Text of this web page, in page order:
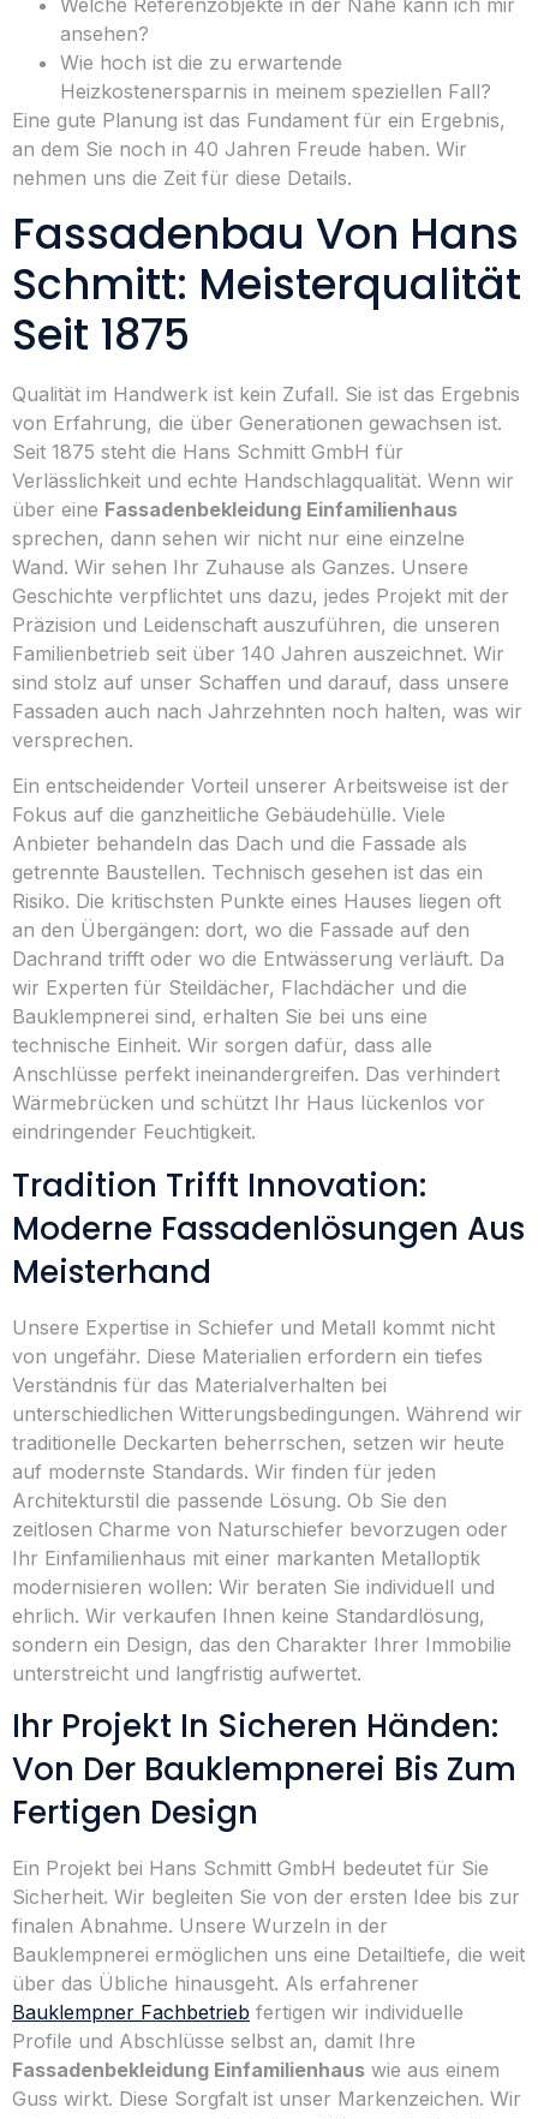
ansehen?
Wie hoch ist die zu erwartende
Heizkostenersparnis in meinem speziellen Fall?
Eine gute Planung ist das Fundament für ein Ergebnis,
an dem Sie noch in 40 Jahren Freude haben. Wir
nehmen uns die Zeit für diese Details.
Fassadenbau Von Hans
Schmitt: Meisterqualität
Seit 1875
Qualität im Handwerk ist kein Zufall. Sie ist das Ergebnis
von Erfahrung, die über Generationen gewachsen ist.
Seit 1875 steht die Hans Schmitt GmbH für
Verlässlichkeit und echte Handschlagqualität. Wenn wir
über eine Fassadenbekleidung Einfamilienhaus
sprechen, dann sehen wir nicht nur eine einzelne
Wand. Wir sehen Ihr Zuhause als Ganzes. Unsere
Geschichte verpflichtet uns dazu, jedes Projekt mit der
Präzision und Leidenschaft auszuführen, die unseren
Familienbetrieb seit über 140 Jahren auszeichnet. Wir
sind stolz auf unser Schaffen und darauf, dass unsere
Fassaden auch nach Jahrzehnten noch halten, was wir
versprechen.
Ein entscheidender Vorteil unserer Arbeitsweise ist der
Fokus auf die ganzheitliche Gebäudehülle. Viele
Anbieter behandeln das Dach und die Fassade als
getrennte Baustellen. Technisch gesehen ist das ein
Risiko. Die kritischsten Punkte eines Hauses liegen oft
an den Übergängen: dort, wo die Fassade auf den
Dachrand trifft oder wo die Entwässerung verläuft. Da
wir Experten für Steildächer, Flachdächer und die
Bauklempnerei sind, erhalten Sie bei uns eine
technische Einheit. Wir sorgen dafür, dass alle
Anschlüsse perfekt ineinandergreifen. Das verhindert
Wärmebrücken und schützt Ihr Haus lückenlos vor
eindringender Feuchtigkeit.
Tradition Trifft Innovation:
Moderne Fassadenlösungen Aus
Meisterhand
Unsere Expertise in Schiefer und Metall kommt nicht
von ungefähr. Diese Materialien erfordern ein tiefes
Verständnis für das Materialverhalten bei
unterschiedlichen Witterungsbedingungen. Während wir
traditionelle Deckarten beherrschen, setzen wir heute
auf modernste Standards. Wir finden für jeden
Architekturstil die passende Lösung. Ob Sie den
zeitlosen Charme von Naturschiefer bevorzugen oder
Ihr Einfamilienhaus mit einer markanten Metalloptik
modernisieren wollen: Wir beraten Sie individuell und
ehrlich. Wir verkaufen Ihnen keine Standardlösung,
sondern ein Design, das den Charakter Ihrer Immobilie
unterstreicht und langfristig aufwertet.
Ihr Projekt In Sicheren Händen:
Von Der Bauklempnerei Bis Zum
Fertigen Design
Ein Projekt bei Hans Schmitt GmbH bedeutet für Sie
Sicherheit. Wir begleiten Sie von der ersten Idee bis zur
finalen Abnahme. Unsere Wurzeln in der
Bauklempnerei ermöglichen uns eine Detailtiefe, die weit
über das Übliche hinausgeht. Als erfahrener
Bauklempner Fachbetrieb fertigen wir individuelle
Profile und Abschlüsse selbst an, damit Ihre
Fassadenbekleidung Einfamilienhaus wie aus einem
Guss wirkt. Diese Sorgfalt ist unser Markenzeichen. Wir